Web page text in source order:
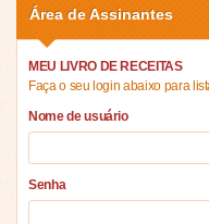
Área de Assinantes
MEU LIVRO DE RECEITAS
Faça o seu login abaixo para
Nome de usuário
Senha